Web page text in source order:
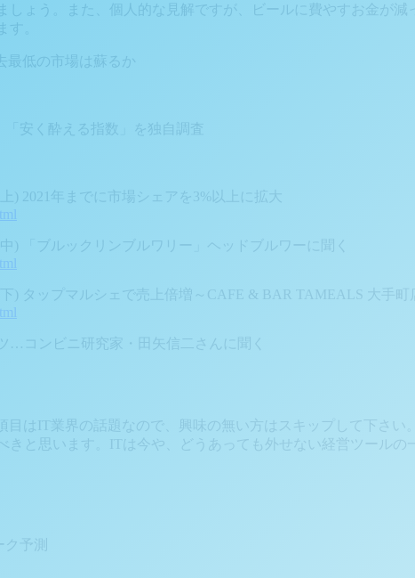
しょう。また、個人的な見解ですが、ビールに費やすお金が減
す。
最低の市場は蘇るか
安く酔える指数」を独自調査
) 2021年までに市場シェアを3%以上に拡大
) 「ブルックリンブルワリー」ヘッドブルワーに聞く
) タップマルシェで売上倍増～CAFE & BAR TAMEALS 大手町
…コンビニ研究家・田矢信二さんに聞く
目はIT業界の話題なので、興味の無い方はスキップして下さい
と思います。ITは今や、どうあっても外せない経営ツールの
予測